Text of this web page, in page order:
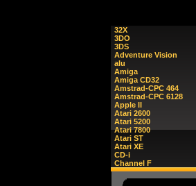
32X
3DO
3DS
Adventure Vision
alu
Amiga
Amiga CD32
Amstrad-CPC 464
Amstrad-CPC 6128
Apple II
Atari 2600
Atari 5200
Atari 7800
Atari ST
Atari XE
CD-i
Channel F